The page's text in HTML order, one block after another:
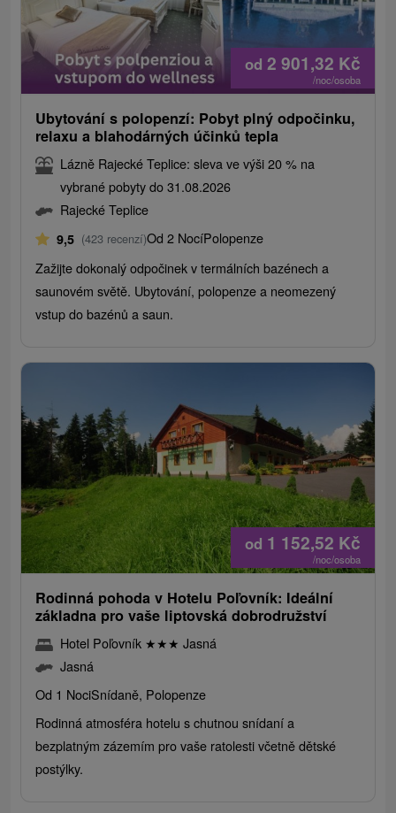
od 2 901,32 Kč
/noc/osoba
Ubytování s polopenzí: Pobyt plný odpočinku,
relaxu a blahodárných účinků tepla
Lázně Rajecké Teplice: sleva ve výši 20 % na
vybrané pobyty do 31.08.2026
Rajecké Teplice
9,5 (423 recenzí)Od 2 NocíPolopenze
Zažijte dokonalý odpočinek v termálních bazénech a
saunovém světě. Ubytování, polopenze a neomezený
vstup do bazénů a saun.
od 1 152,52 Kč
/noc/osoba
Rodinná pohoda v Hotelu Poľovník: Ideální
základna pro vaše liptovská dobrodružství
Hotel Poľovník ★★★ Jasná
Jasná
Od 1 NociSnídaně, Polopenze
Rodinná atmosféra hotelu s chutnou snídaní a
bezplatným zázemím pro vaše ratolesti včetně dětské
postýlky.